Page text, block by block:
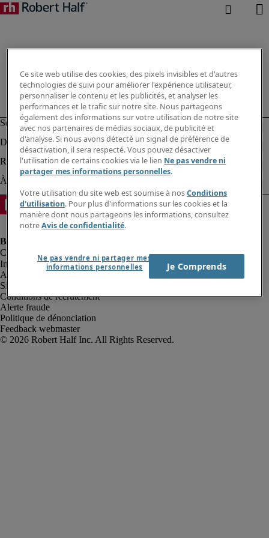
Informations sur la société
Avis de confidentialité
Site web et cookies
Conditions de recrutement
Alerte fraude
Politique de dénonciation
Feedback webmaster
Ce site web utilise des cookies, des pixels invisibles et d'autres
technologies de suivi pour améliorer l'expérience utilisateur,
personnaliser le contenu et les publicités, et analyser les
performances et le trafic sur notre site. Nous partageons
également des informations sur votre utilisation de notre site
avec nos partenaires de médias sociaux, de publicité et
d'analyse. Si nous avons détecté un signal de préférence de
désactivation, il sera respecté. Vous pouvez désactiver
l'utilisation de certains cookies via le lien Ne pas vendre ni
partager mes informations personnelles.
Votre utilisation du site web est soumise à nosConditions
d'utilisation. Pour plus d'informations sur les cookies et la
manière dont nous partageons les informations, consultez
notreAvis de confidentialité.
Ne pas vendre ni partager mes
informations personnelles
Je Comprends